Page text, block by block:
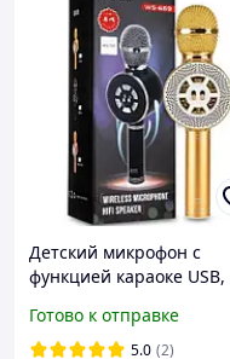
Детский микрофон с
функцией караоке USB,
Wster WS-669 Золотой,
Беспроводной микрофон
Готово к отправке
5.0 (2)